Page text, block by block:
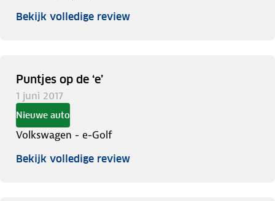
Bekijk volledige review
Puntjes op de ‘e’
1 juni 2017
Nieuwe auto
Volkswagen - e-Golf
Bekijk volledige review